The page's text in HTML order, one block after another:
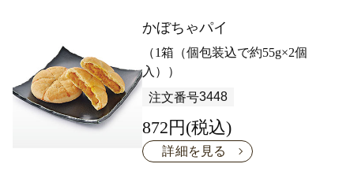
かぼちゃパイ
（1箱（個包装込で約55g×2個
入））
注文番号3448
872円(税込)
詳細を見る